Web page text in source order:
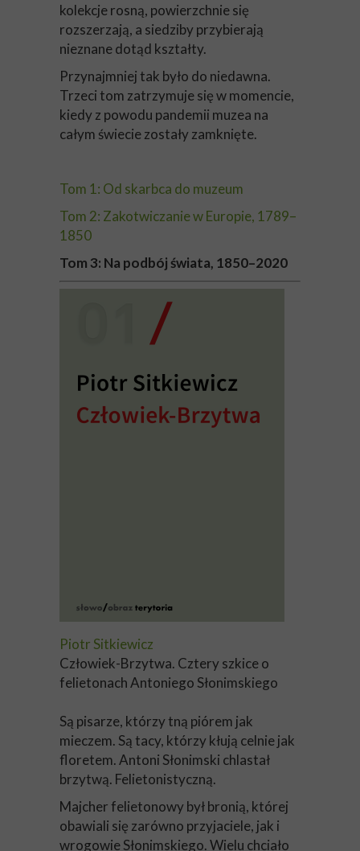
kolekcje rosną, powierzchnie się
rozszerzają, a siedziby przybierają
nieznane dotąd kształty.
Przynajmniej tak było do niedawna.
Trzeci tom zatrzymuje się w momencie,
kiedy z powodu pandemii muzea na
całym świecie zostały zamknięte.
Tom 1: Od skarbca do muzeum
Tom 2: Zakotwiczanie w Europie, 1789–
1850
Tom 3: Na podbój świata, 1850–2020
Piotr Sitkiewicz
Człowiek-Brzytwa. Cztery szkice o
felietonach Antoniego Słonimskiego
Są pisarze, którzy tną piórem jak
mieczem. Są tacy, którzy kłują celnie jak
floretem. Antoni Słonimski chlastał
brzytwą. Felietonistyczną.
Majcher felietonowy był bronią, której
obawiali się zarówno przyjaciele, jak i
wrogowie Słonimskiego. Wielu chciało